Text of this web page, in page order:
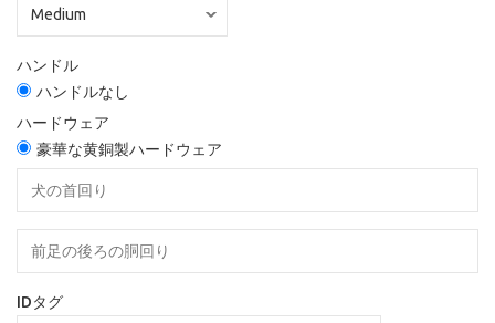
ハンドル
ハンドルなし
ハードウェア
豪華な黄銅製ハードウェア
IDタグ